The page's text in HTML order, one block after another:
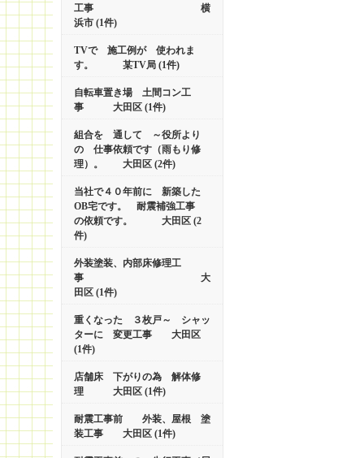
工事 横
浜市 (1件)
TVで 施工例が 使われま
す。 某TV局 (1件)
自転車置き場 土間コン工
事 大田区 (1件)
組合を 通して ～役所より
の 仕事依頼です（雨もり修
理）。 大田区 (2件)
当社で４０年前に 新築した
OB宅です。 耐震補強工事
の依頼です。 大田区 (2
件)
外装塗装、内部床修理工
事 大
田区 (1件)
重くなった ３枚戸～ シャッ
ターに 変更工事 大田区
(1件)
店舗床 下がりの為 解体修
理 大田区 (1件)
耐震工事前 外装、屋根 塗
装工事 大田区 (1件)